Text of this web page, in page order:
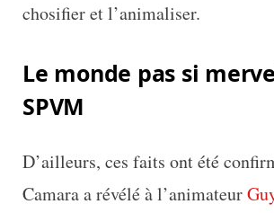
chosifier et l’animaliser.
Le monde pas si
SPVM
D’ailleurs, ces faits ont été
Camara a révélé à l’animateur